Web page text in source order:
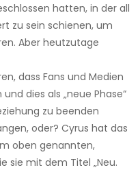
hatten, in der all
zu sein schienen, um
Aber heutzutage
dass Fans und Medien
dies als „neue Phase“
zu beenden
oder? Cyrus hat das
oben genannten,
sie mit dem Titel „Neu.